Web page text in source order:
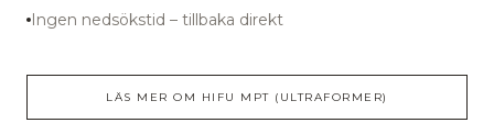
Ingen nedsökstid – tillbaka direkt
LÄS MER OM HIFU MPT (ULTRAFORMER)